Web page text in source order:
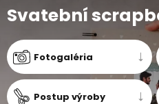
Svatební
Fotogaléria
Postup výroby